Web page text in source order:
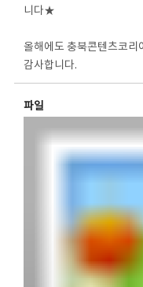
니다★
올해에도 충북콘텐츠코리
감사합니다.
파일